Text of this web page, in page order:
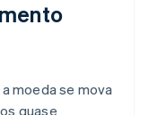
moeda se mova
quase